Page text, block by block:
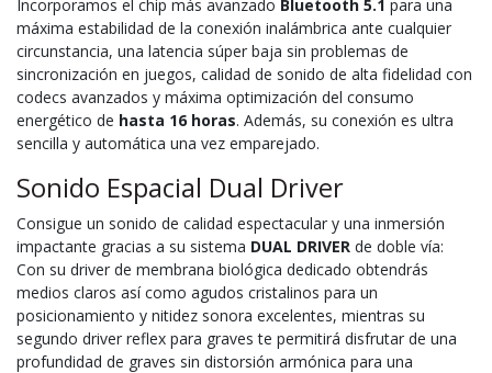
Incorporamos el chip más avanzado Bluetooth 5.1 para una
máxima estabilidad de la conexión inalámbrica ante cualquier
circunstancia, una latencia súper baja sin problemas de
sincronización en juegos, calidad de sonido de alta fidelidad con
codecs avanzados y máxima optimización del consumo
energético de hasta 16 horas. Además, su conexión es ultra
sencilla y automática una vez emparejado.
Sonido Espacial Dual Driver
Consigue un sonido de calidad espectacular y una inmersión
impactante gracias a su sistema DUAL DRIVER de doble vía:
Con su driver de membrana biológica dedicado obtendrás
medios claros así como agudos cristalinos para un
posicionamiento y nitidez sonora excelentes, mientras su
segundo driver reflex para graves te permitirá disfrutar de una
profundidad de graves sin distorsión armónica para una